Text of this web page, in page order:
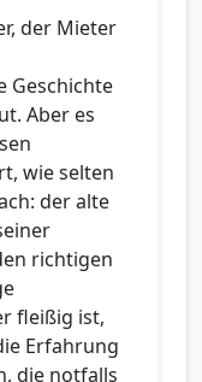
der Mieter
Geschichte
Aber es
wie selten
der alte
richtigen
fleißig ist,
Erfahrung
die notfalls